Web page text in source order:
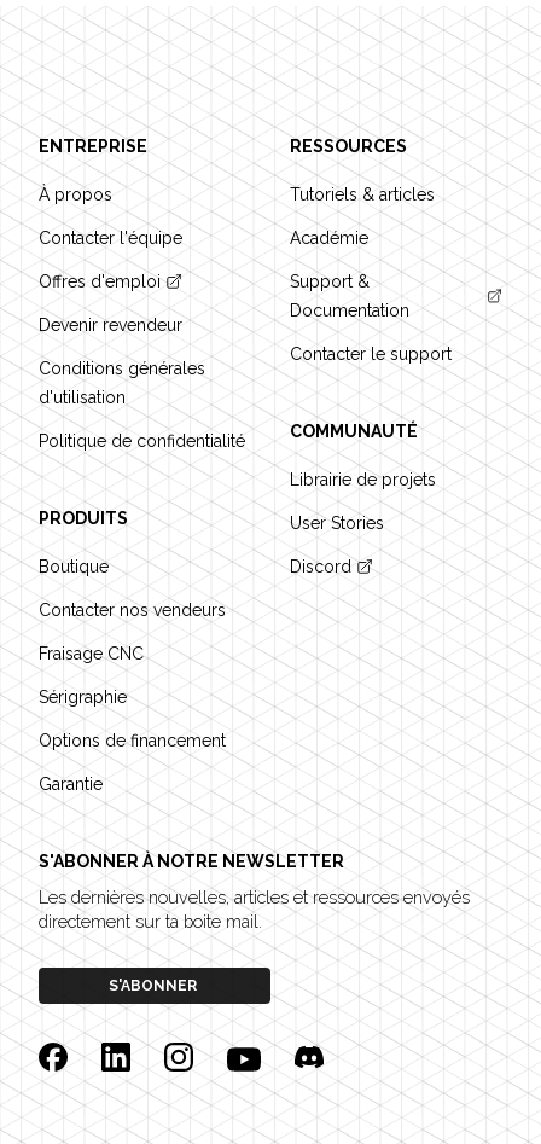
Footer
ENTREPRISE
À propos
Contacter l'équipe
Offres d'emploi
Devenir revendeur
Conditions générales
d'utilisation
Politique de confidentialité
PRODUITS
Boutique
Contacter nos vendeurs
Fraisage CNC
Sérigraphie
Options de financement
Garantie
RESSOURCES
Tutoriels & articles
Académie
Support &
Documentation
Contacter le support
COMMUNAUTÉ
Librairie de projets
User Stories
Discord
S'ABONNER À NOTRE NEWSLETTER
Les dernières nouvelles, articles et ressources envoyés
directement sur ta boite mail.
S'ABONNER
FacebookLinkedinInstagramYouTubeDiscord